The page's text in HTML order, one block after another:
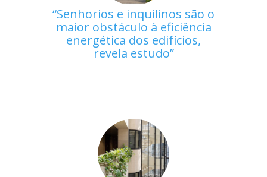
Senhorios e inquilinos são o
maior obstáculo à eficiência
energética dos edifícios,
revela estudo